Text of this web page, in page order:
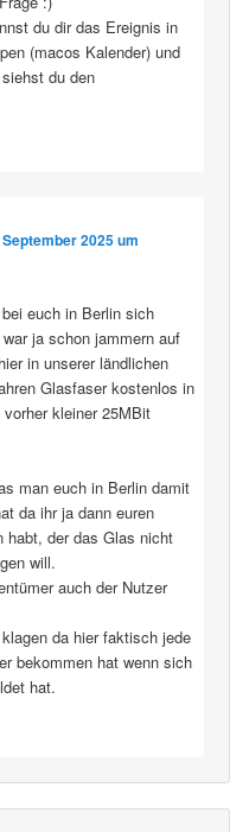
du dir das Ereignis in
(macos Kalender) und
siehst du den
2025 um
euch in Berlin sich
ja schon jammern auf
in unserer ländlichen
Glasfaser kostenlos in
kleiner 25MBit
man euch in Berlin damit
da ihr ja dann euren
habt, der das Glas nicht
will.
auch der Nutzer
da hier faktisch jede
bekommen hat wenn sich
hat.